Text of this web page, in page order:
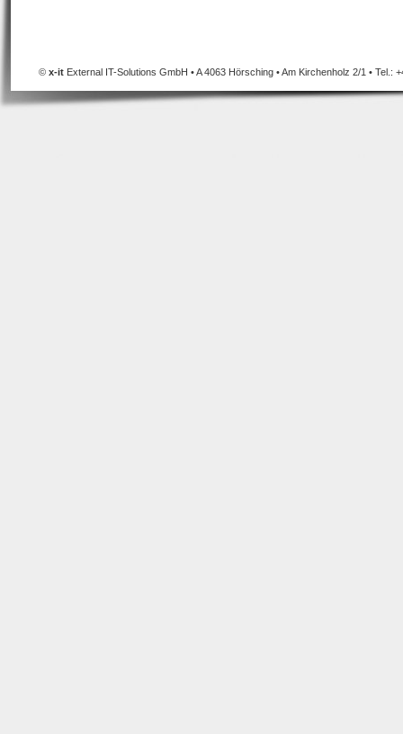
© x-it External IT-Solutions GmbH • A 4063 Hörsching • Am Kirchenholz 2/1 • Tel.: